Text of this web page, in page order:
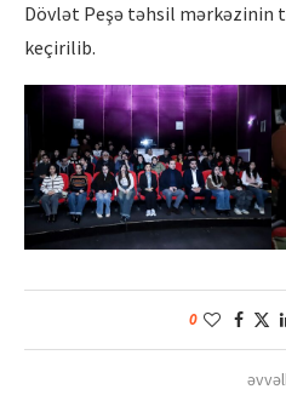
Dövlət Peşə təhsil mərkəzinin
keçirilib.
0